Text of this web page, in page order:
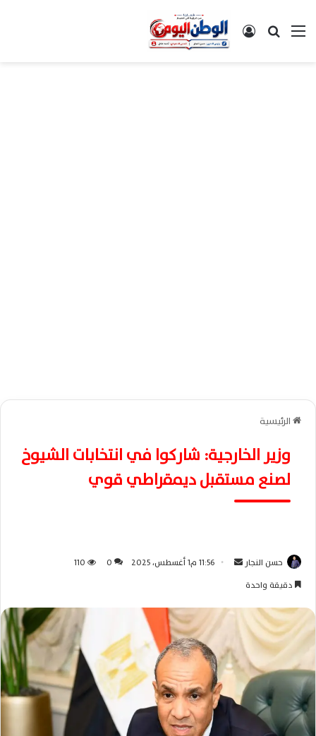
القائمةبحث عن تسجيل الدخول
الرئيسية
وزير الخارجية: شاركوا في انتخابات الشيوخ
لصنع مستقبل ديمقراطي قوي
حسن النجار
ل
ر
ي
ا
11:56 م1 أغسطس، 2025 0
110
دقيقة واحدة